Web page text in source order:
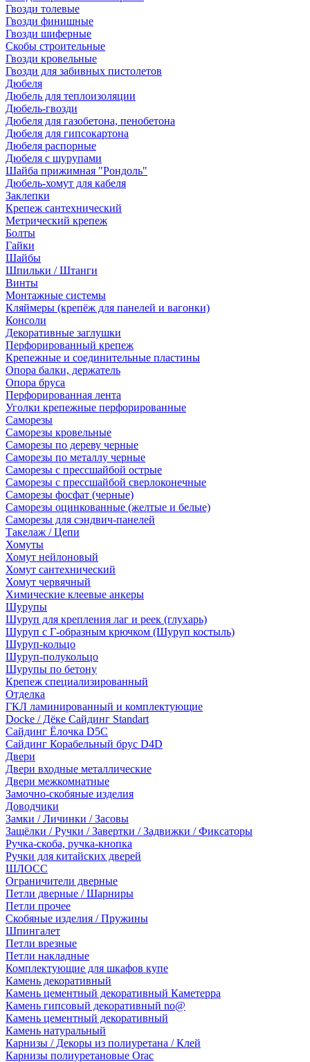
Гвозди толевые
Гвозди финишные
Гвозди шиферные
Скобы строительные
Гвозди кровельные
Гвозди для забивных пистолетов
Дюбеля
Дюбель для теплоизоляции
Дюбель-гвозди
Дюбеля для газобетона, пенобетона
Дюбеля для гипсокартона
Дюбеля распорные
Дюбеля с шурупами
Шайба прижимная "Рондоль"
Дюбель-хомут для кабеля
Заклепки
Крепеж сантехнический
Метрический крепеж
Болты
Гайки
Шайбы
Шпильки / Штанги
Винты
Монтажные системы
Кляймеры (крепёж для панелей и вагонки)
Консоли
Декоративные заглушки
Перфорированный крепеж
Крепежные и соединительные пластины
Опора балки, держатель
Опора бруса
Перфорированная лента
Уголки крепежные перфорированные
Саморезы
Саморезы кровельные
Саморезы по дереву черные
Саморезы по металлу черные
Саморезы с прессшайбой острые
Саморезы с прессшайбой сверлоконечные
Саморезы фосфат (черные)
Саморезы оцинкованные (желтые и белые)
Саморезы для сэндвич-панелей
Такелаж / Цепи
Хомуты
Хомут нейлоновый
Хомут сантехнический
Хомут червячный
Химические клеевые анкеры
Шурупы
Шуруп для крепления лаг и реек (глухарь)
Шуруп с Г-образным крючком (Шуруп костыль)
Шуруп-кольцо
Шуруп-полукольцо
Шурупы по бетону
Крепеж специализированный
Отделка
ГКЛ ламинированный и комплектующие
Docke / Дёке Сайдинг Standart
Сайдинг Ёлочка D5C
Сайдинг Корабельный брус D4D
Двери
Двери входные металлические
Двери межкомнатные
Замочно-скобяные изделия
Доводчики
Замки / Личинки / Засовы
Защёлки / Ручки / Завертки / Задвижки / Фиксаторы
Ручка-скоба, ручка-кнопка
Ручки для китайских дверей
ШЛОСС
Ограничители дверные
Петли дверные / Шарниры
Петли прочее
Скобяные изделия / Пружины
Шпингалет
Петли врезные
Петли накладные
Комплектующие для шкафов купе
Камень декоративный
Камень цементный декоративный Каметерра
Камень гипсовый декоративный no@
Камень цементный декоративный
Камень натуральный
Карнизы / Декоры из полиуретана / Клей
Карнизы полиуретановые Orac